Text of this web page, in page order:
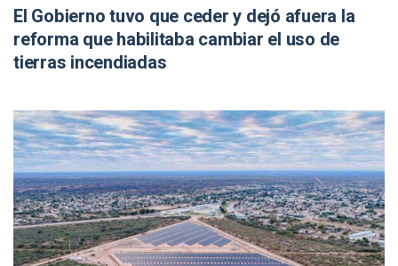
El Gobierno tuvo que ceder y dejó afuera la
reforma que habilitaba cambiar el uso de
tierras incendiadas